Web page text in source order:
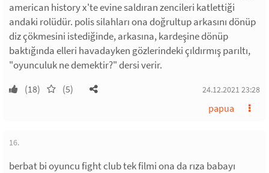
american history x'te evine saldıran zencileri katlettiği
andaki rolüdür. polis silahları ona doğrultup arkasını dönüp
diz çökmesini istediğinde, arkasına, kardeşine dönüp
baktığında elleri havadayken gözlerindeki çıldırmış parıltı,
"oyunculuk ne demektir?" dersi verir.
(18) (5) 24.12.2021 23:28
papua
16.
berbat bi oyuncu fight club tek filmi ona da rıza babayı